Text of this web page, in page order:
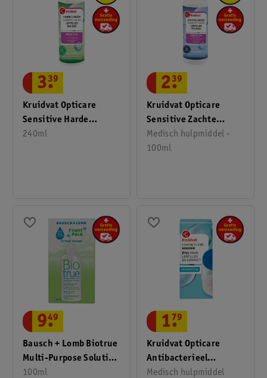
Kruidvat Opticare
Sensitive Harde
Lenzen All-In-One
240ml
3.
39
Kruidvat Opticare
Sensitive Zachte
Lenzen All-In-One
Lenzenvloeistof
Medisch hulpmiddel -
100ml
2.
39
Bausch + Lomb Biotrue
Multi-Purpose Solution
Lenzenvloeistof Flight
100ml
9.
49
Kruidvat Opticare
Antibacterieel
Contactlenshouder
Medisch hulpmiddel
1.
79